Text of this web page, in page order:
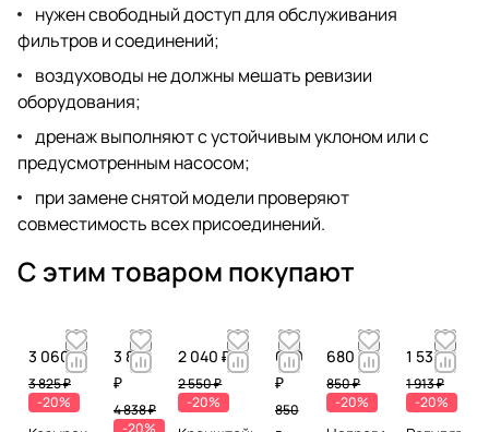
нужен свободный доступ для обслуживания
фильтров и соединений;
воздуховоды не должны мешать ревизии
оборудования;
дренаж выполняют с устойчивым уклоном или с
предусмотренным насосом;
при замене снятой модели проверяют
совместимость всех присоединений.
С этим товаром покупают
3 060 ₽
3 825 ₽
-20%
3 870
₽
4 838 ₽
-20%
2 040 ₽
2 550 ₽
-20%
680
₽
850
680 ₽
850 ₽
-20%
1 530 ₽
1 913 ₽
-20%